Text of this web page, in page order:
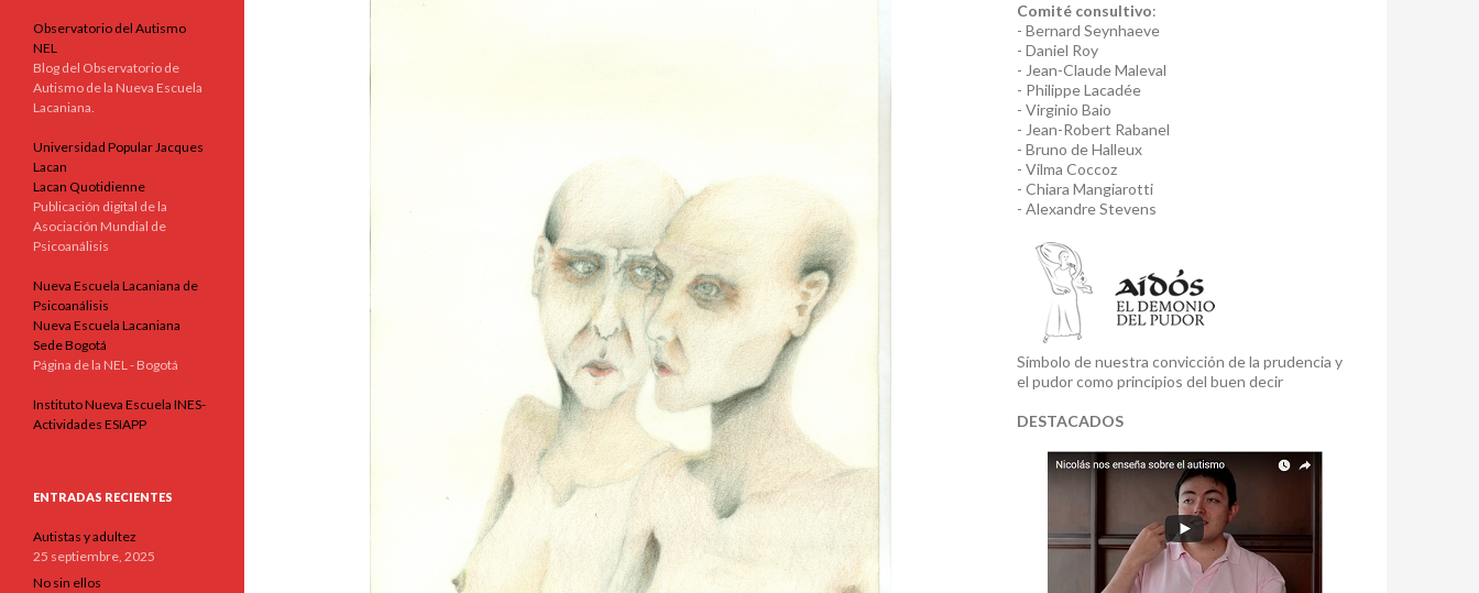
Comité consultivo:
- Bernard Seynhaeve
- Daniel Roy
- Jean-Claude Maleval
- Philippe Lacadée
- Virginio Baio
- Jean-Robert Rabanel
- Bruno de Halleux
- Vilma Coccoz
- Chiara Mangiarotti
- Alexandre Stevens
Símbolo de nuestra convicción de la prudencia y
el pudor como principios del buen decir
DESTACADOS
Observatorio del Autismo
NEL
Blog del Observatorio de
Autismo de la Nueva Escuela
Lacaniana.
Universidad Popular Jacques
Lacan
Lacan Quotidienne
Publicación digital de la
Asociación Mundial de
Psicoanálisis
Nueva Escuela Lacaniana de
Psicoanálisis
Nueva Escuela Lacaniana
Sede Bogotá
Página de la NEL - Bogotá
Instituto Nueva Escuela INES-
Actividades ESIAPP
ENTRADAS RECIENTES
Autistas y adultez
25 septiembre, 2025
No sin ellos